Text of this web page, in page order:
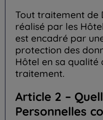
Tout traitement de
réalisé par les
est encadré par
protection des
Hôtel en sa qualité
traitement.
Article 2 –
Personnelles